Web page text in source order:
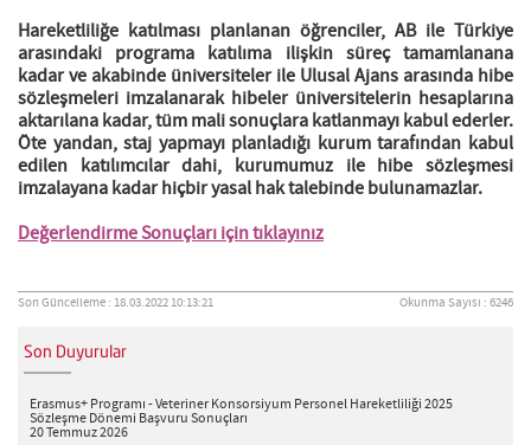
Hareketliliğe katılması planlanan öğrenciler, AB ile Türkiye
arasındaki programa katılıma ilişkin süreç tamamlanana
kadar ve akabinde üniversiteler ile Ulusal Ajans arasında hibe
sözleşmeleri imzalanarak hibeler üniversitelerin hesaplarına
aktarılana kadar, tüm mali sonuçlara katlanmayı kabul ederler.
Öte yandan, staj yapmayı planladığı kurum tarafından kabul
edilen katılımcılar dahi, kurumumuz ile hibe sözleşmesi
imzalayana kadar hiçbir yasal hak talebinde bulunamazlar.
Değerlendirme Sonuçları için tıklayınız
Son Güncelleme : 18.03.2022 10:13:21 Okunma Sayısı : 6246
Son Duyurular
Erasmus+ Programı - Veteriner Konsorsiyum Personel Hareketliliği 2025
Sözleşme Dönemi Başvuru Sonuçları
20 Temmuz 2026